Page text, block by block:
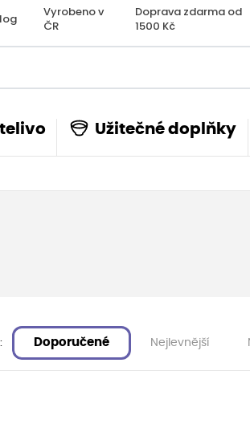
Vyrobeno v
ČR
Doprava zdarma od
1500 Kč
Užitečné doplňky
Doporučené Nejlevnější